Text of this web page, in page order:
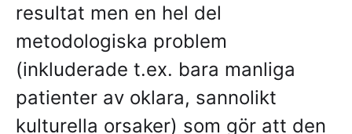
resultat men en hel del
metodologiska problem
(inkluderade t.ex. bara manliga
patienter av oklara, sannolikt
kulturella orsaker) som gör att den